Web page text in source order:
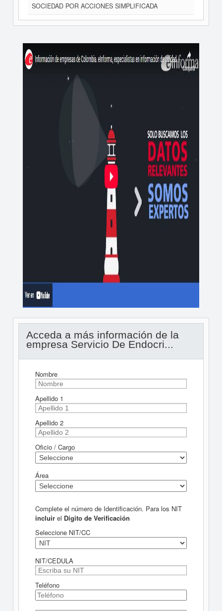
SOCIEDAD POR ACCIONES SIMPLIFICADA
Acceda a más información de la
empresa Servicio De Endocri...
Nombre
Apellido 1
Apellido 2
Oficio / Cargo
Área
Complete el número de Identificación. Para los NIT
incluirel Dígito de Verificación
Seleccione NIT/CC
NIT/CEDULA
Teléfono